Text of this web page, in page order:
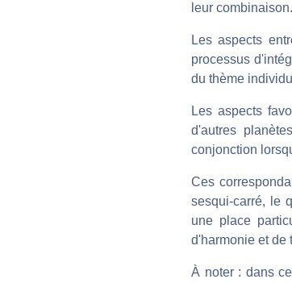
leur combinaison.
Les aspects
processus
du thème
Les aspects
d'autres
conjonction
Ces
sesqui-carré, le
une place
d'harmonie et de
À noter : dans